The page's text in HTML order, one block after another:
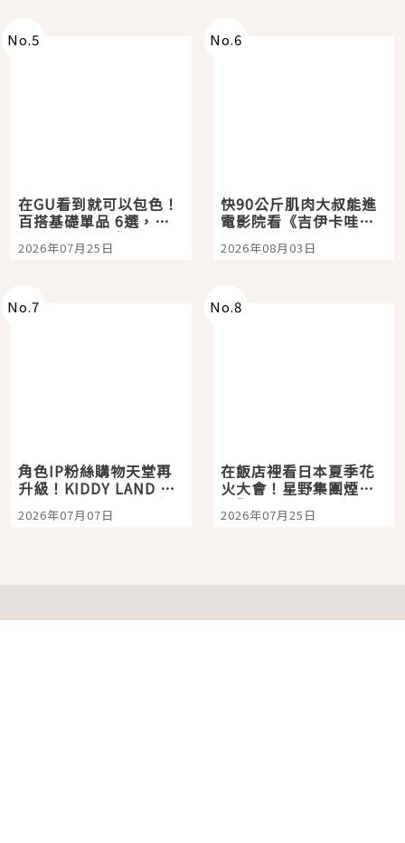
No.5
在GU看到就可以包色！
百搭基礎單品 6選，閉
眼全收也不心疼
2026年07月25日
No.6
快90公斤肌肉大叔能進
電影院看《吉伊卡哇》
嗎？日本重金屬樂團
「打首」會長與nagano
2026年08月03日
No.7
角色IP粉絲購物天堂再
升級！KIDDY LAND 原
宿店吉伊卡哇迎客，新
開幕 OMOKADO 店3分
2026年07月07日
No.8
在飯店裡看日本夏季花
火大會！星野集團煙火
景觀飯店6選，讓你不用
人擠人悠閒欣賞
2026年07月25日